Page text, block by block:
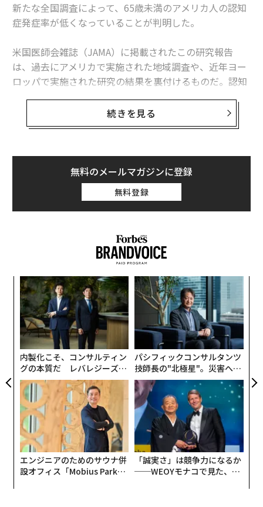
新たな全国調査によって、65歳未満のアメリカ人の認知
症発症率が低くなっていることが判明した。
米国医師会雑誌（JAMA）に掲載されたこの研究報告
は、過去にアメリカで実施された地域調査や、近年ヨー
ロッパで実施された研究の結果を裏付けるものだ。認知
症関連の疾患の有病率が低下した原因は、非常に複雑
だ。しかし、理由が何であれ、これは朗報というべきだ
ろう。
とはいえ、今回の結果が「認知症を患うアメリカ人が今
後減少していく」という意味ではないことは忘れてはな
らない。高齢者が増えれば、さまざまな形で深刻な認知
障害を患う人も増える。この調査が意味するのは、「高
齢期に入った人々の認知症の発症率が低下しつつある」
続きを見る
無料のメールマガジンに登録
無料登録
内製化こそ、コンサルティン
グの本質だ レバレジーズが
実践する、次世代ファームの
全貌
パシフィックコンサルタンツ
技師長の"北極星"。災害への
無力感を乗り越え見つけた、
防災一筋20年の答え
エンジニアのためのサウナ併
設オフィス「Mobius Park」
「誠実さ」は競争力になるか
──WEOYモナコで見た、く